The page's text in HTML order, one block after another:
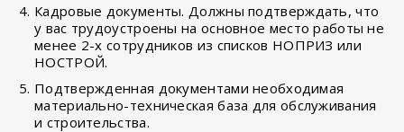
Кадровые документы. Должны подтверждать, что
у вас трудоустроены на основное место работы не
менее 2-х сотрудников из списков НОПРИЗ или
НОСТРОЙ.
Подтвержденная документами необходимая
материально-техническая база для обслуживания
и строительства.